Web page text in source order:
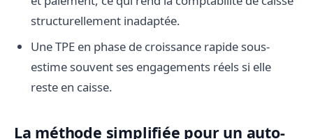
structurellement inadaptée.
Une TPE en phase de croissance rapide sous-
estime souvent ses engagements réels si elle
reste en caisse.
La méthode simplifiée pour un auto-